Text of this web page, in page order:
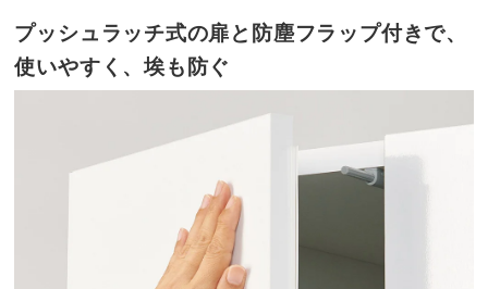
プッシュラッチ式の扉と防塵フラップ付きで、
使いやすく、埃も防ぐ